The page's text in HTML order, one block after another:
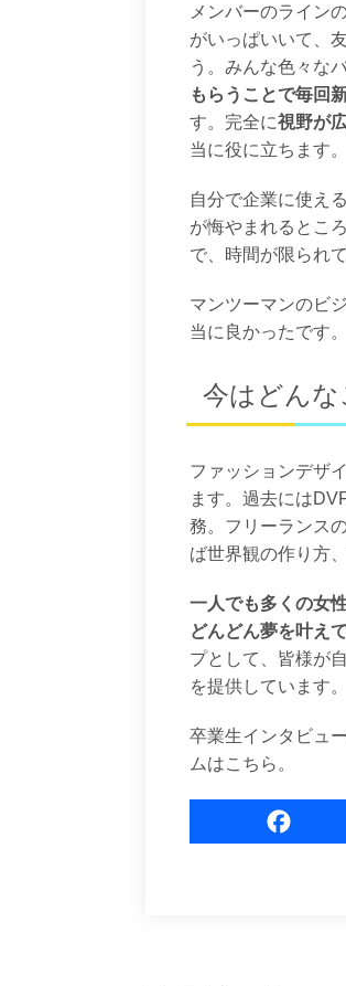
メンバーのライン
がいっぱいいて、
う。みんな色々な
もらうことで毎回
す。完全に視野が
当に役に立ちます。
自分で企業に使え
が悔やまれるところ
で、時間が限られ
マンツーマンのビ
当に良かったです。
今はどんな
ファッションデザ
ます。過去には
務。フリーランス
ば世界観の作り方
一人でも多くの女
どんどん夢を叶え
プとして、皆様が
を提供しています。
卒業生インタビュ
ムはこちら。